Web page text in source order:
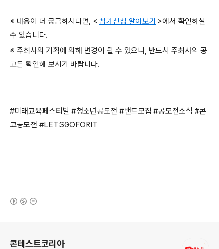
※ 내용이 더 궁금하시다면, < 참가신청 알아보기 >에서 확인하실
수 있습니다.
※ 주최사의 기획에 의해 변경이 될 수 있으니 , 반드시 주최사의 공
고를 확인해 보시기 바랍니다.
#미래교육페스티벌 #청소년공모전 #밴드모집 #공모전소식 #콘
코공모전 #LETSGOFORIT
콘테스트코리아